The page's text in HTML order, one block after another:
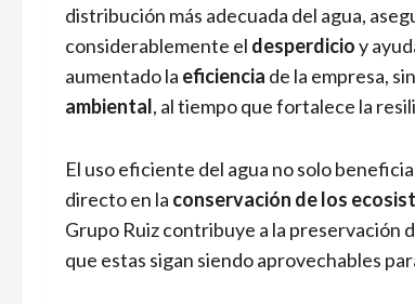
distribución más adecuada del agua,
considerablemente el desperdicioy
aumentado la eficiencia de la empresa,
ambiental, al tiempo que fortalece la
El uso eficiente del agua no solo
directo en la conservación de los
Grupo Ruiz contribuye a la preservación
que estas sigan siendo aprovechables